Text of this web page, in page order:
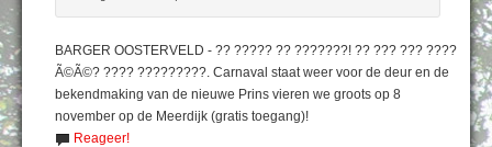
BARGER OOSTERVELD - ?? ????? ?? ???????! ?? ??? ??? ????
Ã©Ã©? ???? ?????????. Carnaval staat weer voor de deur en de
bekendmaking van de nieuwe Prins vieren we groots op 8
november op de Meerdijk (gratis toegang)!
Reageer!